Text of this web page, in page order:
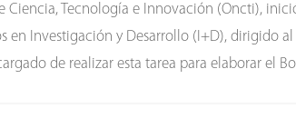
Ciencia, Tecnología e Innovación (Oncti),
en Investigación y Desarrollo (I+D), dirigido
de realizar esta tarea para elaborar el